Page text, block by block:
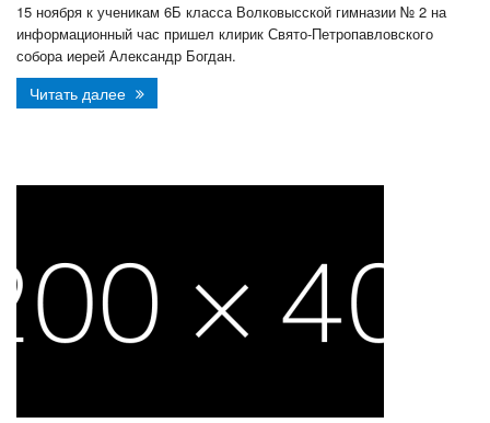
15 ноября к ученикам 6Б класса Волковысской гимназии № 2 на
информационный час пришел клирик Свято-Петропавловского
собора иерей Александр Богдан.
Читать далее